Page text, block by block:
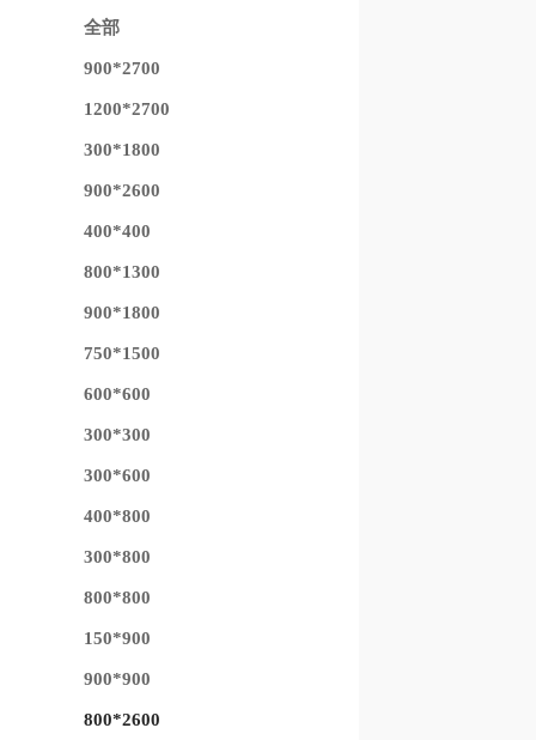
全部
900*2700
1200*2700
300*1800
900*2600
400*400
800*1300
900*1800
750*1500
600*600
300*300
300*600
400*800
300*800
800*800
150*900
900*900
800*2600